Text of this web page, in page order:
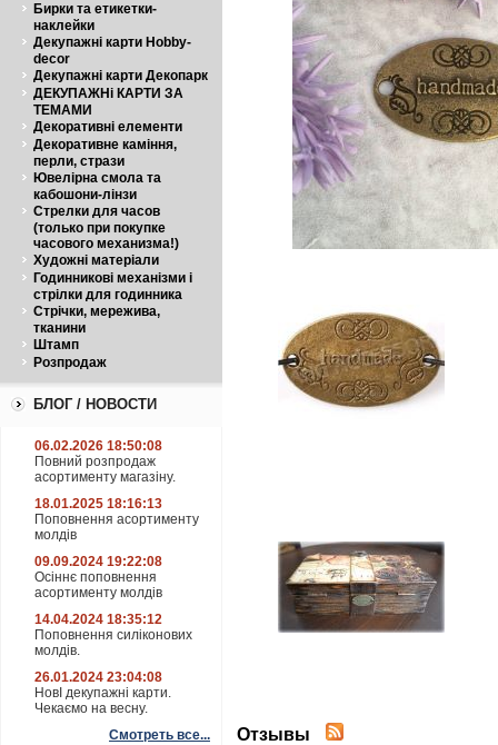
Бирки та етикетки-
наклейки
Декупажні карти Hobby-
decor
Декупажні карти Декопарк
ДЕКУПАЖНі КАРТИ ЗА
ТЕМАМИ
Декоративні елементи
Декоративне каміння,
перли, стрази
Ювелірна смола та
кабошони-лінзи
Стрелки для часов
(только при покупке
часового механизма!)
Художні матеріали
Годинникові механізми і
стрілки для годинника
Стрічки, мережива,
тканини
Штамп
Розпродаж
БЛОГ / НОВОСТИ
06.02.2026 18:50:08
Повний розпродаж
асортименту магазіну.
18.01.2025 18:16:13
Поповнення асортименту
молдів
09.09.2024 19:22:08
Осіннє поповнення
асортименту молдів
14.04.2024 18:35:12
Поповнення силіконових
молдів.
26.01.2024 23:04:08
НовІ декупажні карти.
Чекаємо на весну.
Смотреть все...
Отзывы